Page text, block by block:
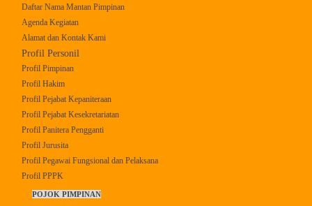
Daftar Nama Mantan Pimpinan
Agenda Kegiatan
Alamat dan Kontak Kami
Profil Personil
Profil Pimpinan
Profil Hakim
Profil Pejabat Kepaniteraan
Profil Pejabat Kesekretariatan
Profil Panitera Pengganti
Profil Jurusita
Profil Pegawai Fungsional dan Pelaksana
Profil PPPK
POJOK PIMPINAN